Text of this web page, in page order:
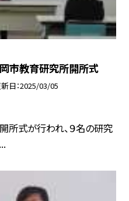
岡市教育研究所開所式
日 2025/03/05
所式が行われ、９名の研究